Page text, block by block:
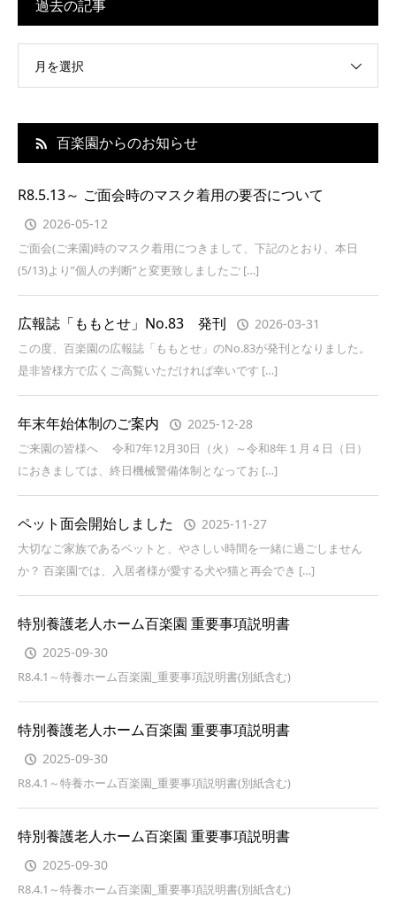
過去の記事
月を選択
百楽園からのお知らせ
R8.5.13～ ご面会時のマスク着用の要否について
2026-05-12
ご面会(ご来園)時のマスク着用につきまして、下記のとおり、本日
(5/13)より”個人の判断”と変更致しましたご […]
広報誌「ももとせ」No.83 発刊 2026-03-31
この度、百楽園の広報誌「ももとせ」のNo.83が発刊となりました。
是非皆様方で広くご高覧いただければ幸いです […]
年末年始体制のご案内 2025-12-28
ご来園の皆様へ 令和7年12月30日（火）～令和8年１月４日（日）
におきましては、終日機械警備体制となってお […]
ペット面会開始しました 2025-11-27
大切なご家族であるペットと、やさしい時間を一緒に過ごしません
か？ 百楽園では、入居者様が愛する犬や猫と再会でき […]
特別養護老人ホーム百楽園 重要事項説明書
2025-09-30
R8.4.1～特養ホーム百楽園_重要事項説明書(別紙含む)
特別養護老人ホーム百楽園 重要事項説明書
2025-09-30
R8.4.1～特養ホーム百楽園_重要事項説明書(別紙含む)
特別養護老人ホーム百楽園 重要事項説明書
2025-09-30
R8.4.1～特養ホーム百楽園_重要事項説明書(別紙含む)